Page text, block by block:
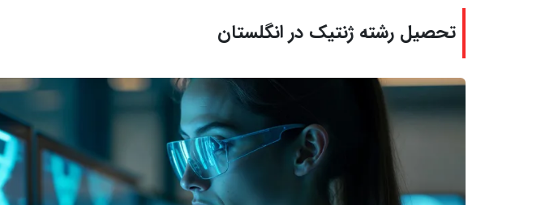
تحصیل رشته ژنتیک در انگلستان